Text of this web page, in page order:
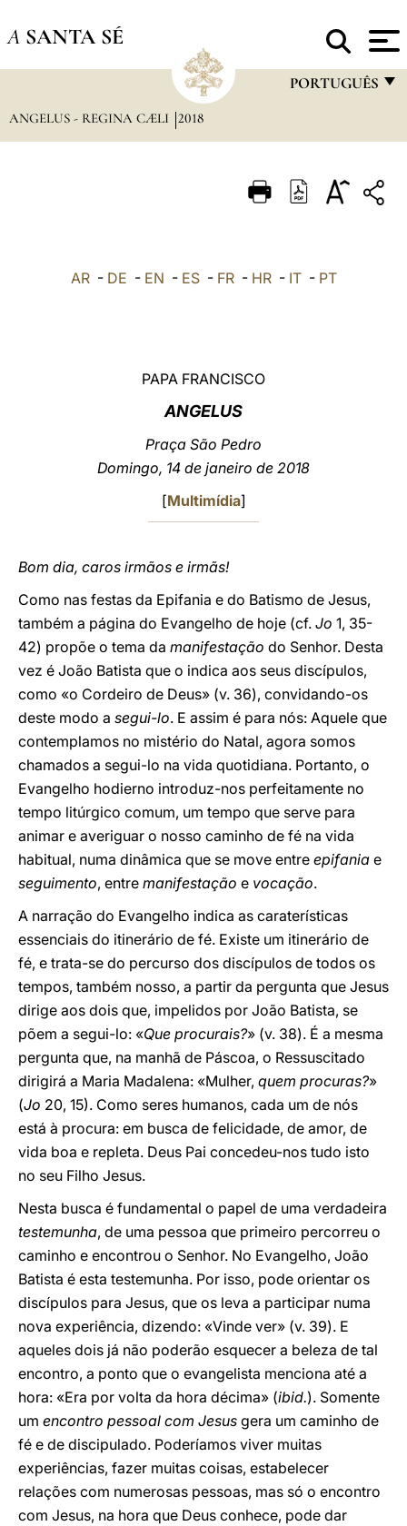
A SANTA SÉ
PORTUGUÊS
ITALIANO
ANGELUS - REGINA CÆLI 2018
AR- DE - EN - ES- FR- HR- IT- PT
PAPA FRANCISCO
ANGELUS
Praça São Pedro
Domingo, 14 de janeiro de 2018
[Multimídia]
Bom dia, caros irmãos e irmãs!
Como nas festas da Epifania e do Batismo de Jesus,
também a página do Evangelho de hoje (cf. Jo 1, 35-
42) propõe o tema da manifestação do Senhor. Desta
vez é João Batista que o indica aos seus discípulos,
como «o Cordeiro de Deus» (v. 36), convidando-os
deste modo a segui-lo. E assim é para nós: Aquele que
contemplamos no mistério do Natal, agora somos
chamados a segui-lo na vida quotidiana. Portanto, o
Evangelho hodierno introduz-nos perfeitamente no
tempo litúrgico comum, um tempo que serve para
animar e averiguar o nosso caminho de fé na vida
habitual, numa dinâmica que se move entre epifania e
seguimento, entre manifestação e vocação.
A narração do Evangelho indica as caraterísticas
essenciais do itinerário de fé. Existe um itinerário de
fé, e trata-se do percurso dos discípulos de todos os
tempos, também nosso, a partir da pergunta que Jesus
dirige aos dois que, impelidos por João Batista, se
põem a segui-lo: «Que procurais?» (v. 38). É a mesma
pergunta que, na manhã de Páscoa, o Ressuscitado
dirigirá a Maria Madalena: «Mulher, quem procuras?»
(Jo 20, 15). Como seres humanos, cada um de nós
está à procura: em busca de felicidade, de amor, de
vida boa e repleta. Deus Pai concedeu-nos tudo isto
no seu Filho Jesus.
Nesta busca é fundamental o papel de uma verdadeira
testemunha, de uma pessoa que primeiro percorreu o
caminho e encontrou o Senhor. No Evangelho, João
Batista é esta testemunha. Por isso, pode orientar os
discípulos para Jesus, que os leva a participar numa
nova experiência, dizendo: «Vinde ver» (v. 39). E
aqueles dois já não poderão esquecer a beleza de tal
encontro, a ponto que o evangelista menciona até a
hora: «Era por volta da hora décima» (ibid.). Somente
um encontro pessoal com Jesus gera um caminho de
fé e de discipulado. Poderíamos viver muitas
experiências, fazer muitas coisas, estabelecer
relações com numerosas pessoas, mas só o encontro
com Jesus, na hora que Deus conhece, pode dar